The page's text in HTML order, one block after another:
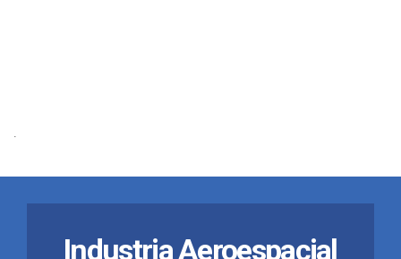
Industria Aeroespacial